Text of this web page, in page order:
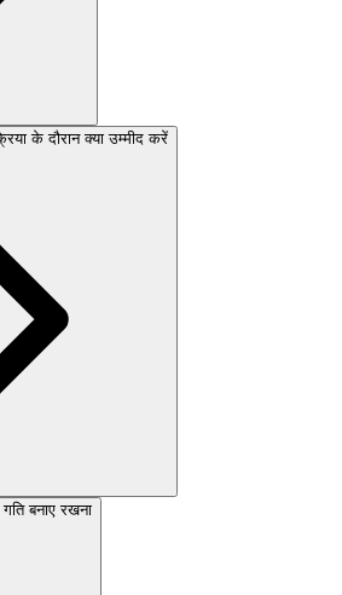
के दौरान क्या उम्मीद करें
बनाए रखना